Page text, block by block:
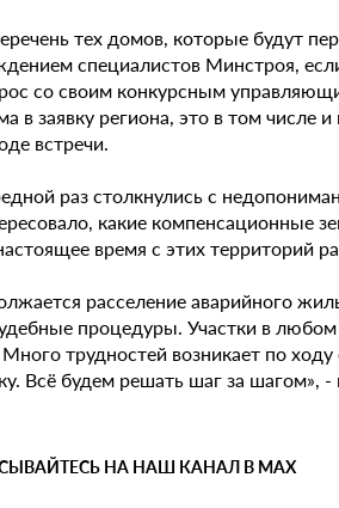
тех домов, которые
специалистов Минстроя,
со своим конкурсным
в заявку региона, это в том числе
встречи.
раз столкнулись с
какие компенсационные
время с этих территорий
расселение аварийного
процедуры. Участки в любом
трудностей возникает по
Всё будем решать шаг за шагом», -
НА НАШ КАНАЛ В MAX